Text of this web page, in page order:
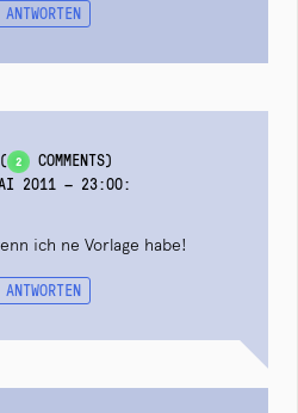
ANTWORTEN
( 2
COMMENTS)
2011 — 23:00:
ich ne Vorlage habe!
ANTWORTEN